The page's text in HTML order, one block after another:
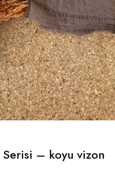
Serisi – koyu vizon